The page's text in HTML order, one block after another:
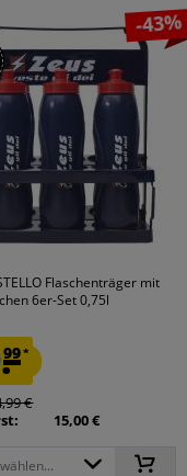
-43%
Flaschenträger mit
6er-Set 0,75l
99*
€
15,00 €